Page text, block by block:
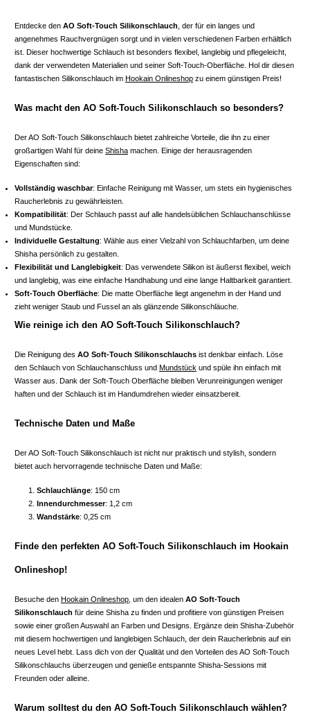
Entdecke den AO Soft-Touch Silikonschlauch , der für ein langes und
angenehmes Rauchvergnügen sorgt und in vielen verschiedenen Farben erhältlich
ist. Dieser hochwertige Schlauch ist besonders flexibel, langlebig und pflegeleicht,
dank der verwendeten Materialien und seiner Soft-Touch-Oberfläche. Hol dir diesen
fantastischen Silikonschlauch im Hookain Onlineshop zu einem günstigen Preis!
Was macht den AO Soft-Touch Silikonschlauch so besonders?
Der AO Soft-Touch Silikonschlauch bietet zahlreiche Vorteile, die ihn zu einer
großartigen Wahl für deine Shisha machen. Einige der herausragenden
Eigenschaften sind:
Vollständig waschbar: Einfache Reinigung mit Wasser, um stets ein hygienisches
Raucherlebnis zu gewährleisten.
Kompatibilität: Der Schlauch passt auf alle handelsüblichen Schlauchanschlüsse
und Mundstücke.
Individuelle Gestaltung: Wähle aus einer Vielzahl von Schlauchfarben, um deine
Shisha persönlich zu gestalten.
Flexibilität und Langlebigkeit: Das verwendete Silikon ist äußerst flexibel, weich
und langlebig, was eine einfache Handhabung und eine lange Haltbarkeit garantiert.
Soft-Touch Oberfläche: Die matte Oberfläche liegt angenehm in der Hand und
zieht weniger Staub und Fussel an als glänzende Silikonschläuche.
Wie reinige ich den AO Soft-Touch Silikonschlauch?
Die Reinigung des AO Soft-Touch Silikonschlauchs ist denkbar einfach. Löse
den Schlauch von Schlauchanschluss und Mundstück und spüle ihn einfach mit
Wasser aus. Dank der Soft-Touch Oberfläche bleiben Verunreinigungen weniger
haften und der Schlauch ist im Handumdrehen wieder einsatzbereit.
Technische Daten und Maße
Der AO Soft-Touch Silikonschlauch ist nicht nur praktisch und stylish, sondern
bietet auch hervorragende technische Daten und Maße:
Schlauchlänge: 150 cm
Innendurchmesser: 1,2 cm
Wandstärke: 0,25 cm
Finde den perfekten AO Soft-Touch Silikonschlauch im Hookain
Onlineshop!
Besuche den Hookain Onlineshop , um den idealen AO Soft-Touch
Silikonschlauch für deine Shisha zu finden und profitiere von günstigen Preisen
sowie einer großen Auswahl an Farben und Designs. Ergänze dein Shisha-Zubehör
mit diesem hochwertigen und langlebigen Schlauch, der dein Raucherlebnis auf ein
neues Level hebt. Lass dich von der Qualität und den Vorteilen des AO Soft-Touch
Silikonschlauchs überzeugen und genieße entspannte Shisha-Sessions mit
Freunden oder alleine.
Warum solltest du den AO Soft-Touch Silikonschlauch wählen?